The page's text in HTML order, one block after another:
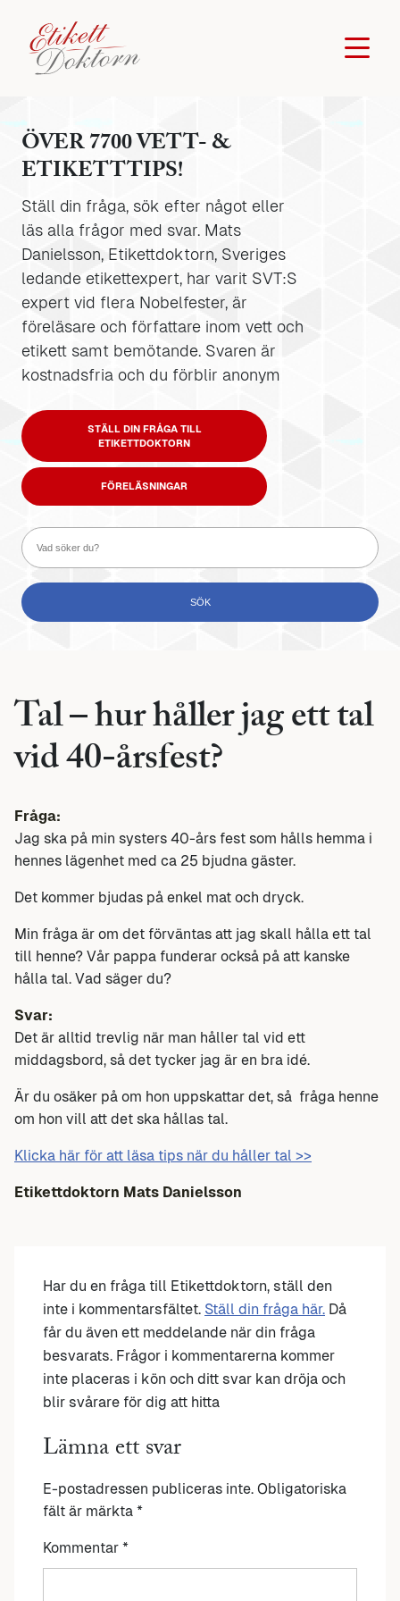
ÖVER 7700 VETT- &
ETIKETTTIPS!
Ställ din fråga, sök efter något eller
läs alla frågor med svar. Mats
Danielsson, Etikettdoktorn, Sveriges
ledande etikettexpert, har varit SVT:S
expert vid flera Nobelfester, är
föreläsare och författare inom vett och
etikett samt bemötande. Svaren är
kostnadsfria och du förblir anonym
STÄLL DIN FRÅGA TILL
ETIKETTDOKTORN
FÖRELÄSNINGAR
Tal – hur håller jag ett tal
vid 40-årsfest?
Fråga:
Jag ska på min systers 40-års fest som hålls hemma i
hennes lägenhet med ca 25 bjudna gäster.
Det kommer bjudas på enkel mat och dryck.
Min fråga är om det förväntas att jag skall hålla ett tal
till henne? Vår pappa funderar också på att kanske
hålla tal. Vad säger du?
Svar:
Det är alltid trevlig när man håller tal vid ett
middagsbord, så det tycker jag är en bra idé.
Är du osäker på om hon uppskattar det, så fråga henne
om hon vill att det ska hållas tal.
Klicka här för att läsa tips när du håller tal >>
Etikettdoktorn Mats Danielsson
Har du en fråga till Etikettdoktorn, ställ den
inte i kommentarsfältet. Ställ din fråga här. Då
får du även ett meddelande när din fråga
besvarats. Frågor i kommentarerna kommer
inte placeras i kön och ditt svar kan dröja och
blir svårare för dig att hitta
Lämna ett svar
E-postadressen publiceras inte. Obligatoriska
fält är märkta *
Kommentar *